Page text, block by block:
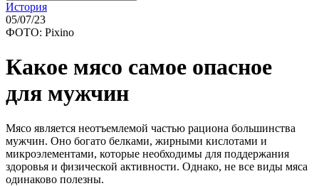
История
05/07/23
ФОТО: Pixino
Какое мясо самое опасное
для мужчин
Мясо является неотъемлемой частью рациона большинства
мужчин. Оно богато белками, жирными кислотами и
микроэлементами, которые необходимы для поддержания
здоровья и физической активности. Однако, не все виды мяса
одинаково полезны.